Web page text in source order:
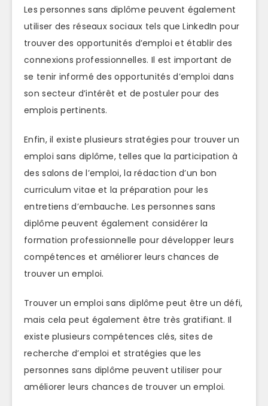
Les personnes sans diplôme peuvent également
utiliser des réseaux sociaux tels que LinkedIn pour
trouver des opportunités d’emploi et établir des
connexions professionnelles. Il est important de
se tenir informé des opportunités d’emploi dans
son secteur d’intérêt et de postuler pour des
emplois pertinents.
Enfin, il existe plusieurs stratégies pour trouver un
emploi sans diplôme, telles que la participation à
des salons de l’emploi, la rédaction d’un bon
curriculum vitae et la préparation pour les
entretiens d’embauche. Les personnes sans
diplôme peuvent également considérer la
formation professionnelle pour développer leurs
compétences et améliorer leurs chances de
trouver un emploi.
Trouver un emploi sans diplôme peut être un défi,
mais cela peut également être très gratifiant. Il
existe plusieurs compétences clés, sites de
recherche d’emploi et stratégies que les
personnes sans diplôme peuvent utiliser pour
améliorer leurs chances de trouver un emploi.